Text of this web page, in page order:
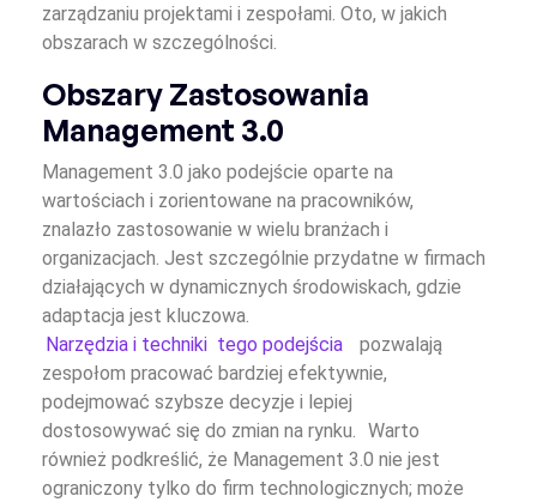
zarządzaniu projektami i zespołami. Oto, w jakich
obszarach w szczególności.
Obszary Zastosowania
Management 3.0
Management 3.0 jako podejście oparte na
wartościach i zorientowane na pracowników,
znalazło zastosowanie w wielu branżach i
organizacjach. Jest szczególnie przydatne w firmach
działających w dynamicznych środowiskach, gdzie
adaptacja jest kluczowa.
Narzędzia i techniki tego podejścia
pozwalają
zespołom pracować bardziej efektywnie,
podejmować szybsze decyzje i lepiej
dostosowywać się do zmian na rynku.
Warto
również podkreślić, że Management 3.0 nie jest
ograniczony tylko do firm technologicznych; może